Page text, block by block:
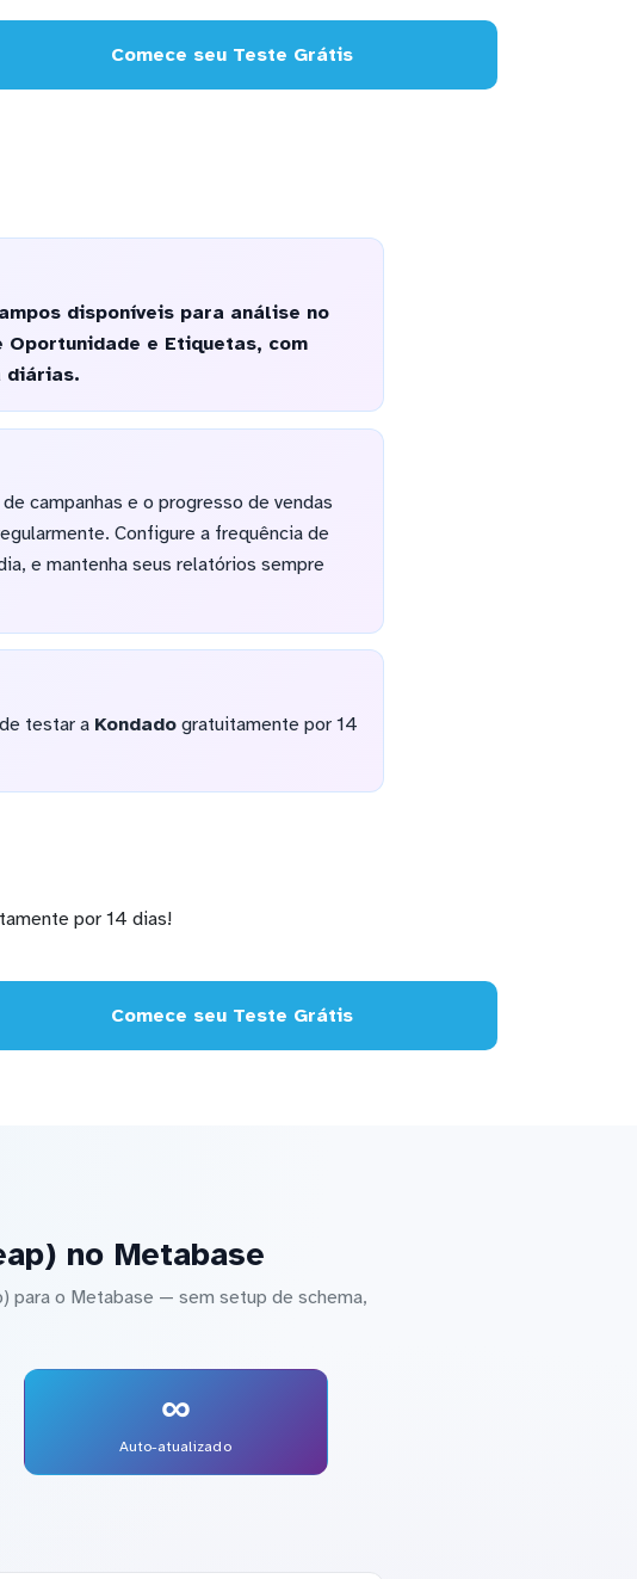
Comece seu Teste Grátis
disponíveis para análise no
Oportunidade e Etiquetas, com
diárias.
campanhas e o progresso de vendas
Configure a frequência de
e mantenha seus relatórios sempre
testar a Kondadogratuitamente por 14
por 14 dias!
Comece seu Teste Grátis
no Metabase
para o Metabase — sem setup de schema,
∞
Auto-atualizado